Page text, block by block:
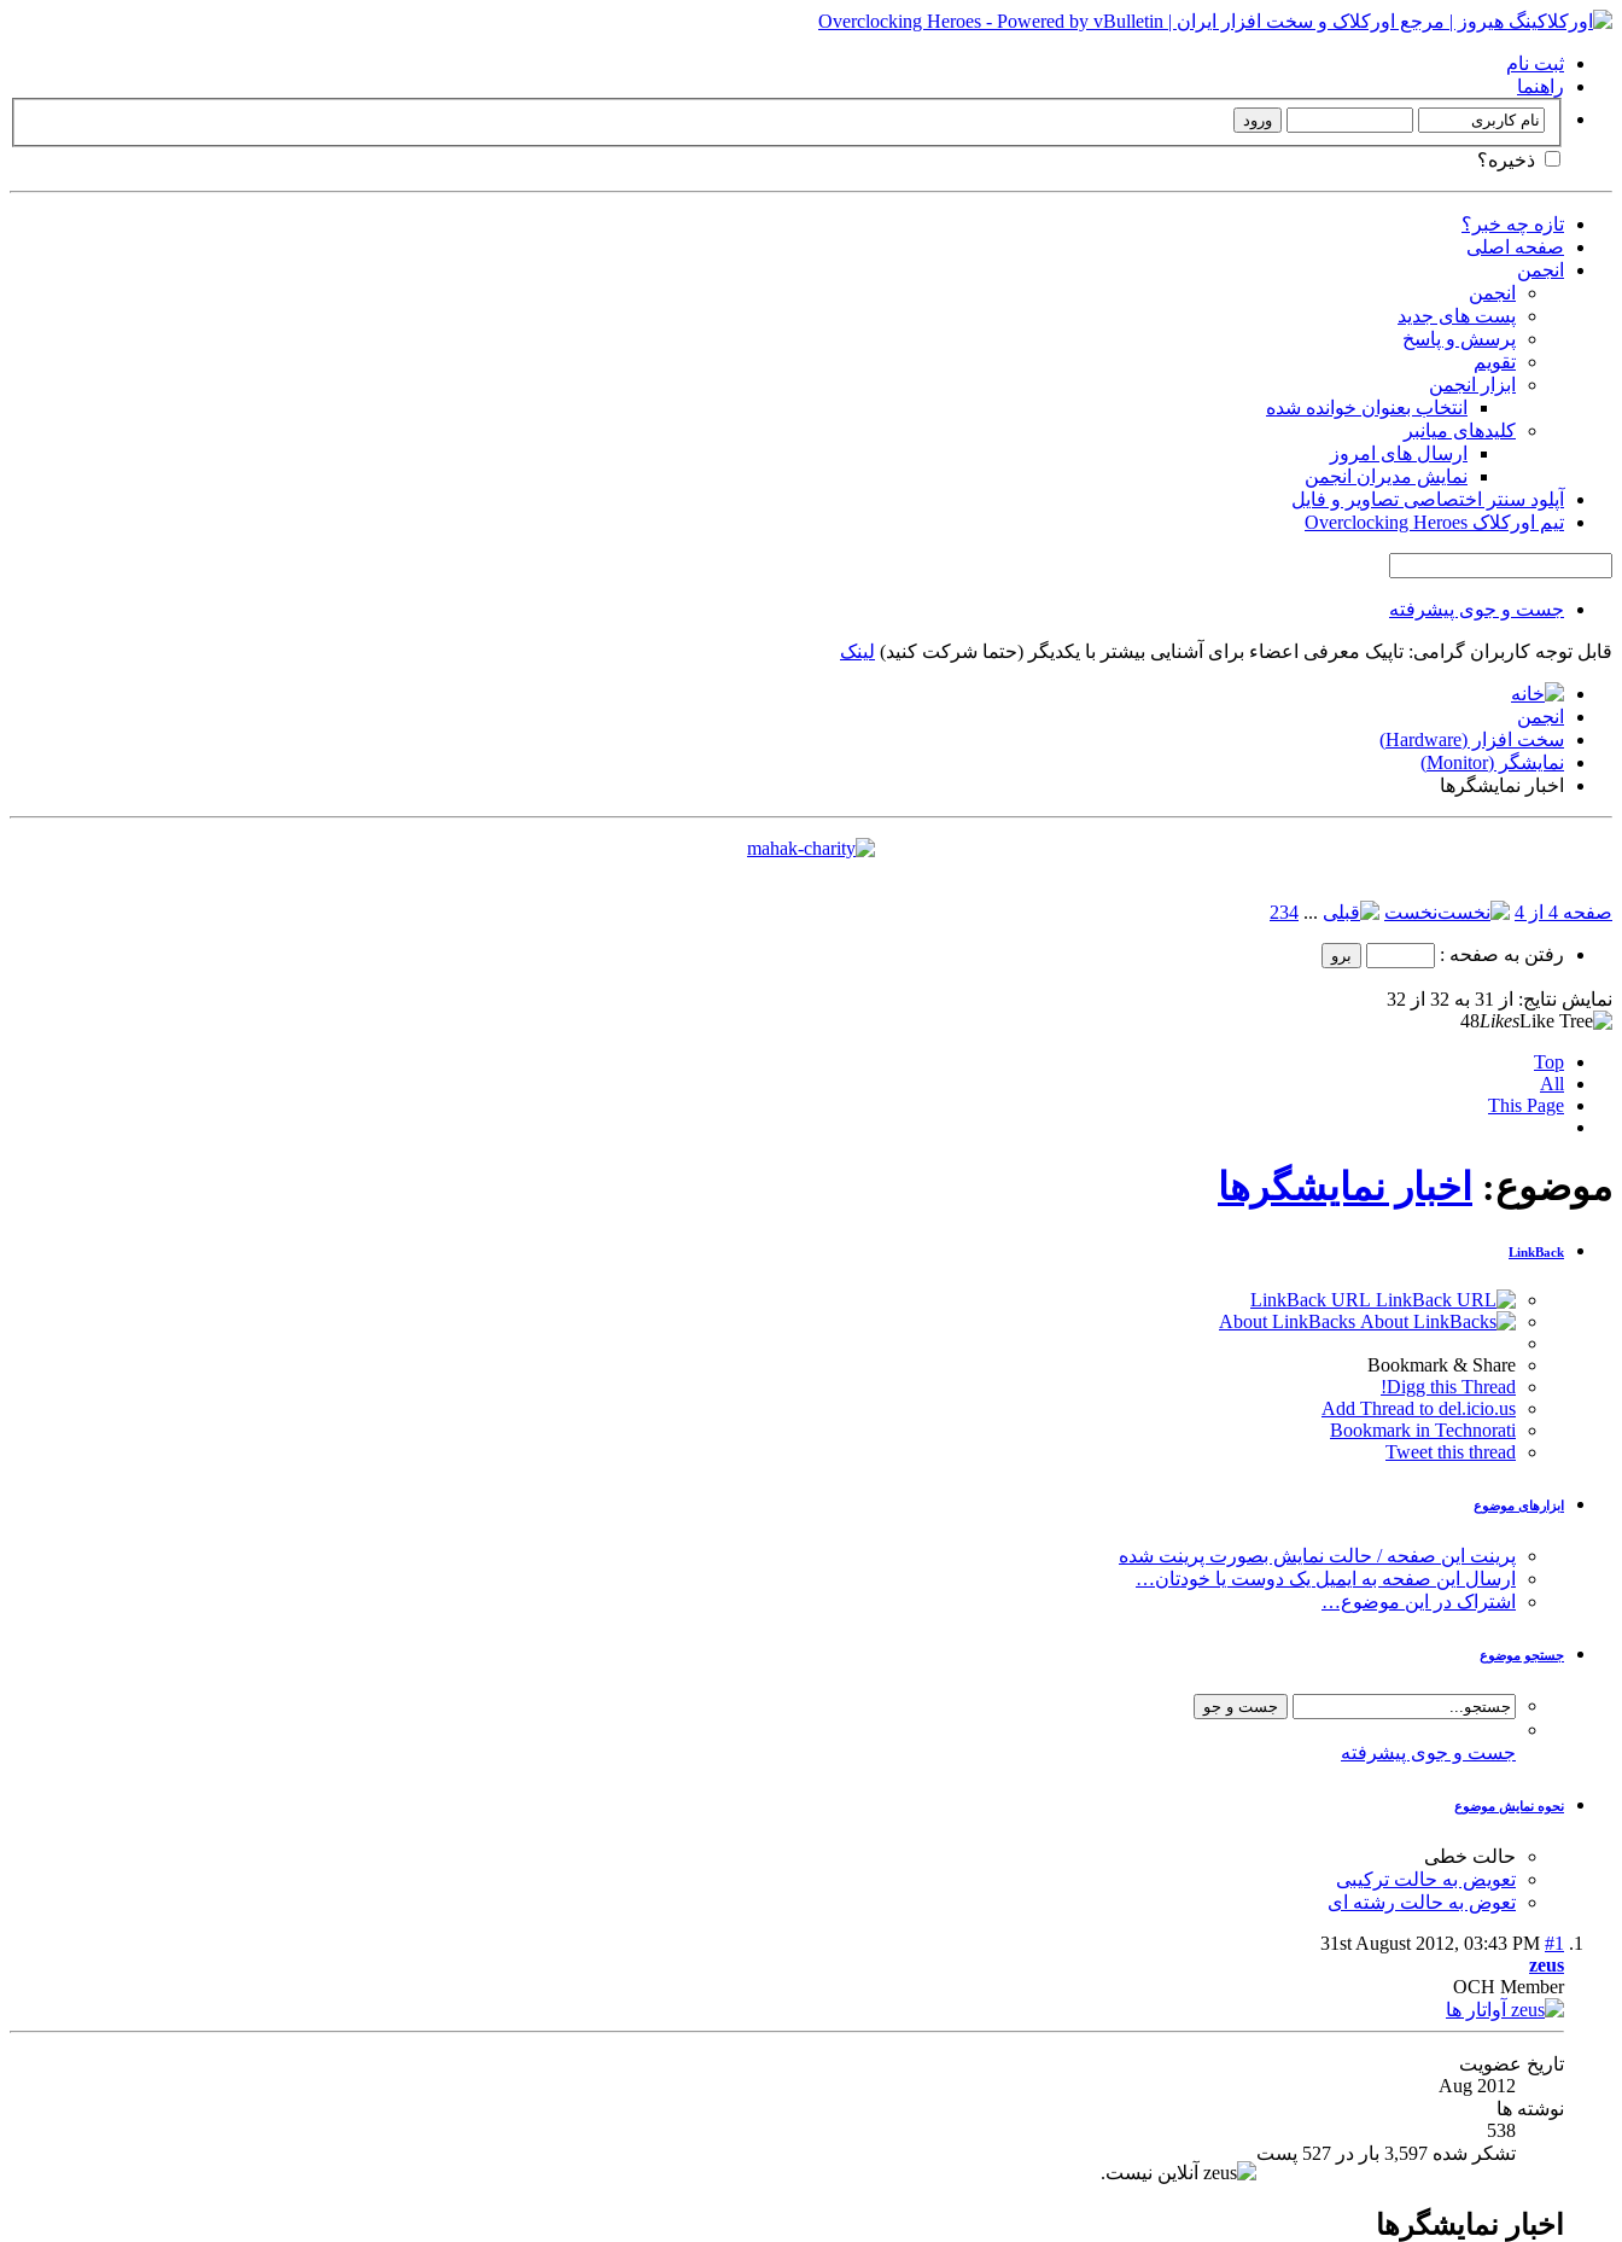
ثبت نام
راهنما
ذخیره؟
تازه چه خبر؟
صفحه اصلی
انجمن
انجمن
پست های جدید
پرسش و پاسخ
تقویم
ابزار انجمن
انتخاب بعنوان خوانده شده
کلیدهای میانبر
ارسال های امروز
نمایش مدیران انجمن
آپلود سنتر اختصاصی تصاویر و فایل
تیم اورکلاک Overclocking Heroes
جست و جوی پیشرفته
قابل توجه کاربران گرامی: تاپیک معرفی اعضاء برای آشنایی بیشتر با یکدیگر (حتما شرکت کنید) لینک
انجمن
سخت افزار (Hardware)
نمایشگر (Monitor)
اخبار نمایشگرها
صفحه 4 از 4 نخست ...
234
رفتن به صفحه :
نمایش نتایج: از 31 به 32 از 32
48Likes
Top
All
This Page
موضوع: اخبار نمایشگرها
LinkBack
Bookmark & Share
Digg this Thread!
Add Thread to del.icio.us
Bookmark in Technorati
Tweet this thread
ابزارهای موضوع
پرینت این صفحه / حالت نمایش بصورت پرینت شده
ارسال این صفحه به ایمیل یک دوست یا خودتان…
اشتراک در این موضوع…
جستجو موضوع
جست و جوی پیشرفته
نحوه نمایش موضوع
حالت خطی
تعویض به حالت ترکیبی
تعوض به حالت رشته ای
31st August 2012, 03:43 PM #1
zeus
OCH Member
تاریخ عضویت
Aug 2012
نوشته ها
538
تشکر شده 3,597 بار در 527 پست
اخبار نمایشگرها